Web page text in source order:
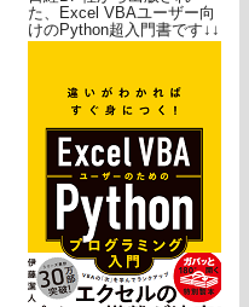
た、Excel VBAユーザー向
けのPython超入門書です↓↓